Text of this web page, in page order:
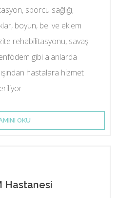
sporcu sağlığı,
boyun, bel ve eklem
rehabilitasyonu, savaş
gibi alanlarda
hastalara hizmet
OKU
Hastanesi